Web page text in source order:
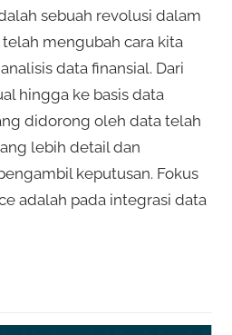
sebuah revolusi dalam
mengubah cara kita
data finansial. Dari
hingga ke basis data
didorong oleh data telah
lebih detail dan
keputusan. Fokus
adalah pada integrasi data